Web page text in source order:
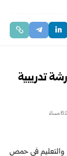
تدريبية
والتعليم في حمص